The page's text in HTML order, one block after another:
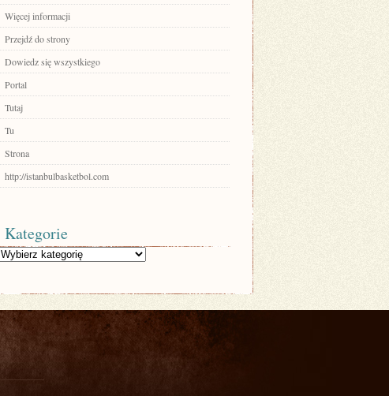
Więcej informacji
Przejdź do strony
Dowiedz się wszystkiego
Portal
Tutaj
Tu
Strona
http://istanbulbasketbol.com
Kategorie
Kategorie